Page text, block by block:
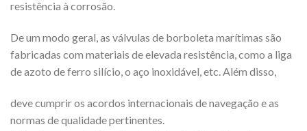
resistência à corrosão.
De um modo geral, as válvulas de borboleta marítimas são
fabricadas com materiais de elevada resistência, como a liga
de azoto de ferro silício, o aço inoxidável, etc. Além disso,
deve cumprir os acordos internacionais de navegação e as
normas de qualidade pertinentes.